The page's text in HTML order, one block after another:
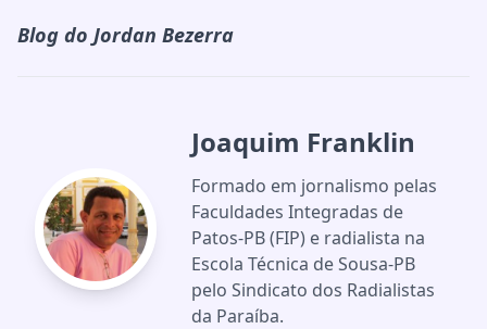
Blog do Jordan Bezerra
Joaquim Franklin
Formado em jornalismo pelas
Faculdades Integradas de
Patos-PB (FIP) e radialista na
Escola Técnica de Sousa-PB
pelo Sindicato dos Radialistas
da Paraíba.